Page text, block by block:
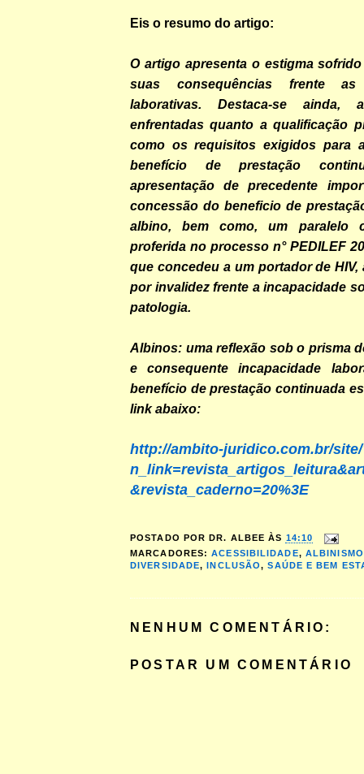
Eis o resumo do artigo:
O artigo apresenta o estigma
suas consequências frente as
laborativas. Destaca-se ainda,
enfrentadas quanto a qualificação
como os requisitos exigidos para
benefício de prestação
apresentação de precedente
concessão do beneficio de
albino, bem como, um paralelo
proferida no processo n° PEDILEF
que concedeu a um portador de HIV,
por invalidez frente a incapacidade
patologia.
Albinos: uma reflexão sob o prisma
e consequente incapacidade
benefício de prestação continuada
link abaixo:
http://ambito-juridico.com.br/
&revista_caderno=20%3E
POSTADO POR DR. ALBEE ÀS 14:10
MARCADORES:ACESSIBILIDADE, ALBINISMO
DIVERSIDADE,INCLUSÃO,SAÚDE E BEM
NENHUM COMENTÁRIO:
POSTAR UM COMENTÁRIO